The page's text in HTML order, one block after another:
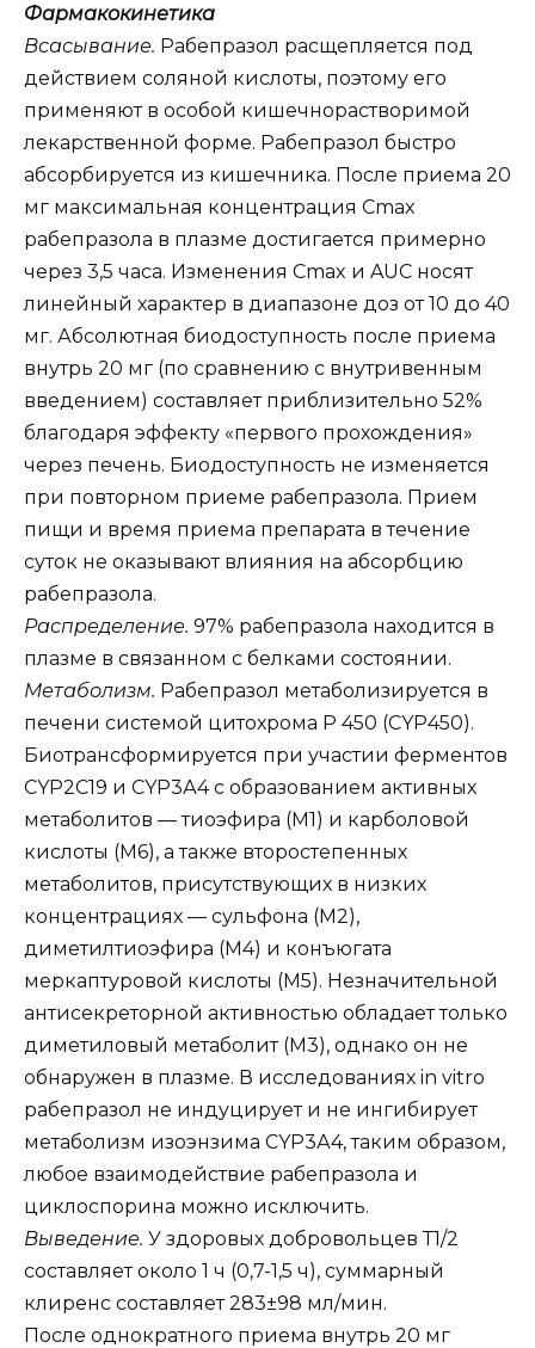
Фармакокинетика
Всасывание. Рабепразол расщепляется под
действием соляной кислоты, поэтому его
применяют в особой кишечнорастворимой
лекарственной форме. Рабепразол быстро
абсорбируется из кишечника. После приема 20
мг максимальная концентрация Сmax
рабепразола в плазме достигается примерно
через 3,5 часа. Изменения Сmax и AUC носят
линейный характер в диапазоне доз от 10 до 40
мг. Абсолютная биодоступность после приема
внутрь 20 мг (по сравнению с внутривенным
введением) составляет приблизительно 52%
благодаря эффекту «первого прохождения»
через печень. Биодоступность не изменяется
при повторном приеме рабепразола. Прием
пищи и время приема препарата в течение
суток не оказывают влияния на абсорбцию
рабепразола.
Распределение. 97% рабепразола находится в
плазме в связанном с белками состоянии.
Метаболизм. Рабепразол метаболизируется в
печени системой цитохрома Р 450 (CYP450).
Биотрансформируется при участии ферментов
CYP2С19 и CYP3А4 с образованием активных
метаболитов — тиоэфира (M1) и карболовой
кислоты (М6), а также второстепенных
метаболитов, присутствующих в низких
концентрациях — сульфона (М2),
диметилтиоэфира (М4) и конъюгата
меркаптуровой кислоты (М5). Незначительной
антисекреторной активностью обладает только
диметиловый метаболит (М3), однако он не
обнаружен в плазме. В исследованиях in vitro
рабепразол не индуцирует и не ингибирует
метаболизм изоэнзима CYP3А4, таким образом,
любое взаимодействие рабепразола и
циклоспорина можно исключить.
Выведение. У здоровых добровольцев Т1/2
составляет около 1 ч (0,7-1,5 ч), суммарный
клиренс составляет 283±98 мл/мин.
После однократного приема внутрь 20 мг